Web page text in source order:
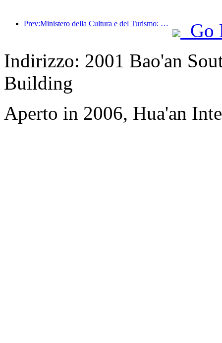
Prev:Ministero della Cultura e del Turismo: Rafforzare la gestione della qualità delle attrazioni turistiche e migliorare il livello di servizio dei luoghi panoramici
Go
Indirizzo: 2001 Bao'an
Building
Aperto in 2006, Hua'an